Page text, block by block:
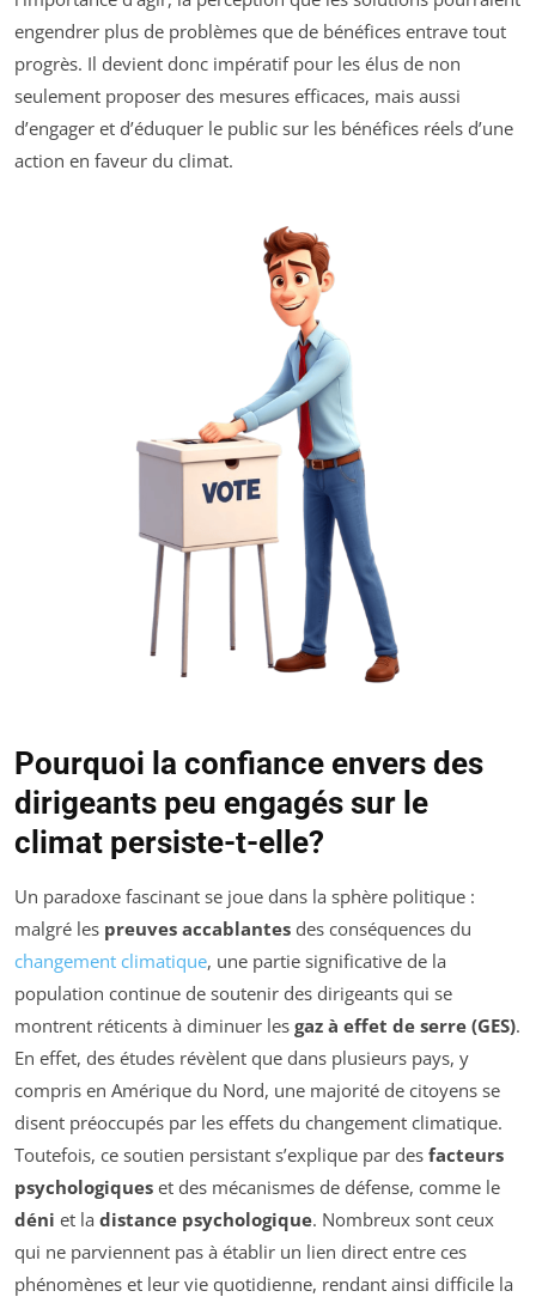
engendrer plus de problèmes que de bénéfices entrave tout
progrès. Il devient donc impératif pour les élus de non
seulement proposer des mesures efficaces, mais aussi
d’engager et d’éduquer le public sur les bénéfices réels d’une
action en faveur du climat.
Pourquoi la confiance envers des
dirigeants peu engagés sur le
climat persiste-t-elle?
Un paradoxe fascinant se joue dans la sphère politique :
malgré les preuves accablantes des conséquences du
changement climatique, une partie significative de la
population continue de soutenir des dirigeants qui se
montrent réticents à diminuer les gaz à effet de serre (GES).
En effet, des études révèlent que dans plusieurs pays, y
compris en Amérique du Nord, une majorité de citoyens se
disent préoccupés par les effets du changement climatique.
Toutefois, ce soutien persistant s’explique par des facteurs
psychologiques et des mécanismes de défense, comme le
déni et la distance psychologique. Nombreux sont ceux
qui ne parviennent pas à établir un lien direct entre ces
phénomènes et leur vie quotidienne, rendant ainsi difficile la